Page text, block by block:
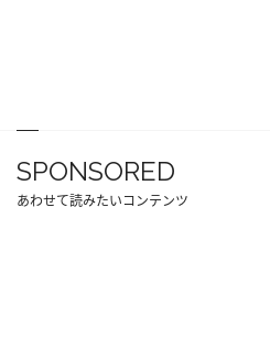
SPONSORED
あわせて読みたいコンテンツ